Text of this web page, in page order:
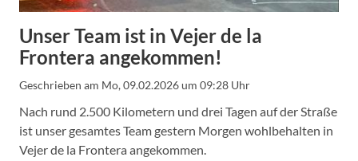
Unser Team ist in Vejer de la
Frontera angekommen!
Geschrieben am Mo, 09.02.2026 um 09:28 Uhr
Nach rund 2.500 Kilometern und drei Tagen auf der Straße
ist unser gesamtes Team gestern Morgen wohlbehalten in
Vejer de la Frontera angekommen.